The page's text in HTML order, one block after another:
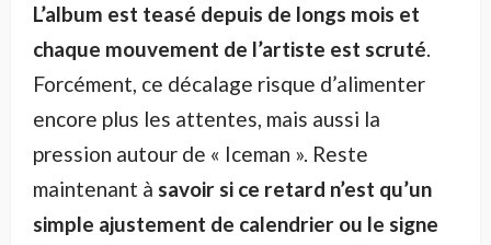
L’album est teasé depuis de longs mois et
chaque mouvement de l’artiste est scruté.
Forcément, ce décalage risque d’alimenter
encore plus les attentes, mais aussi la
pression autour de « Iceman ». Reste
maintenant à savoir si ce retard n’est qu’un
simple ajustement de calendrier ou le signe